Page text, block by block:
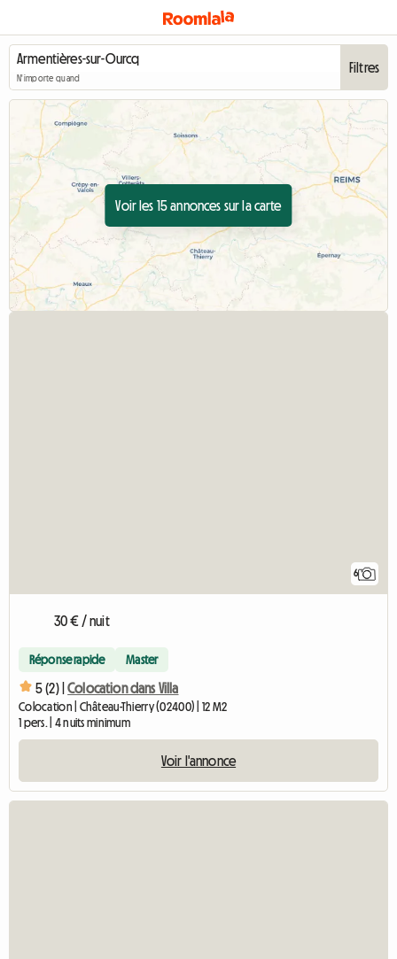
N'importe quand
Filtres
Voir les 15 annonces sur la carte
6
30 € / nuit
Réponse rapide Master
5 (2) | Colocation dans Villa
Colocation | Château-Thierry (02400) | 12 M2
1 pers. | 4 nuits minimum
Voir l'annonce